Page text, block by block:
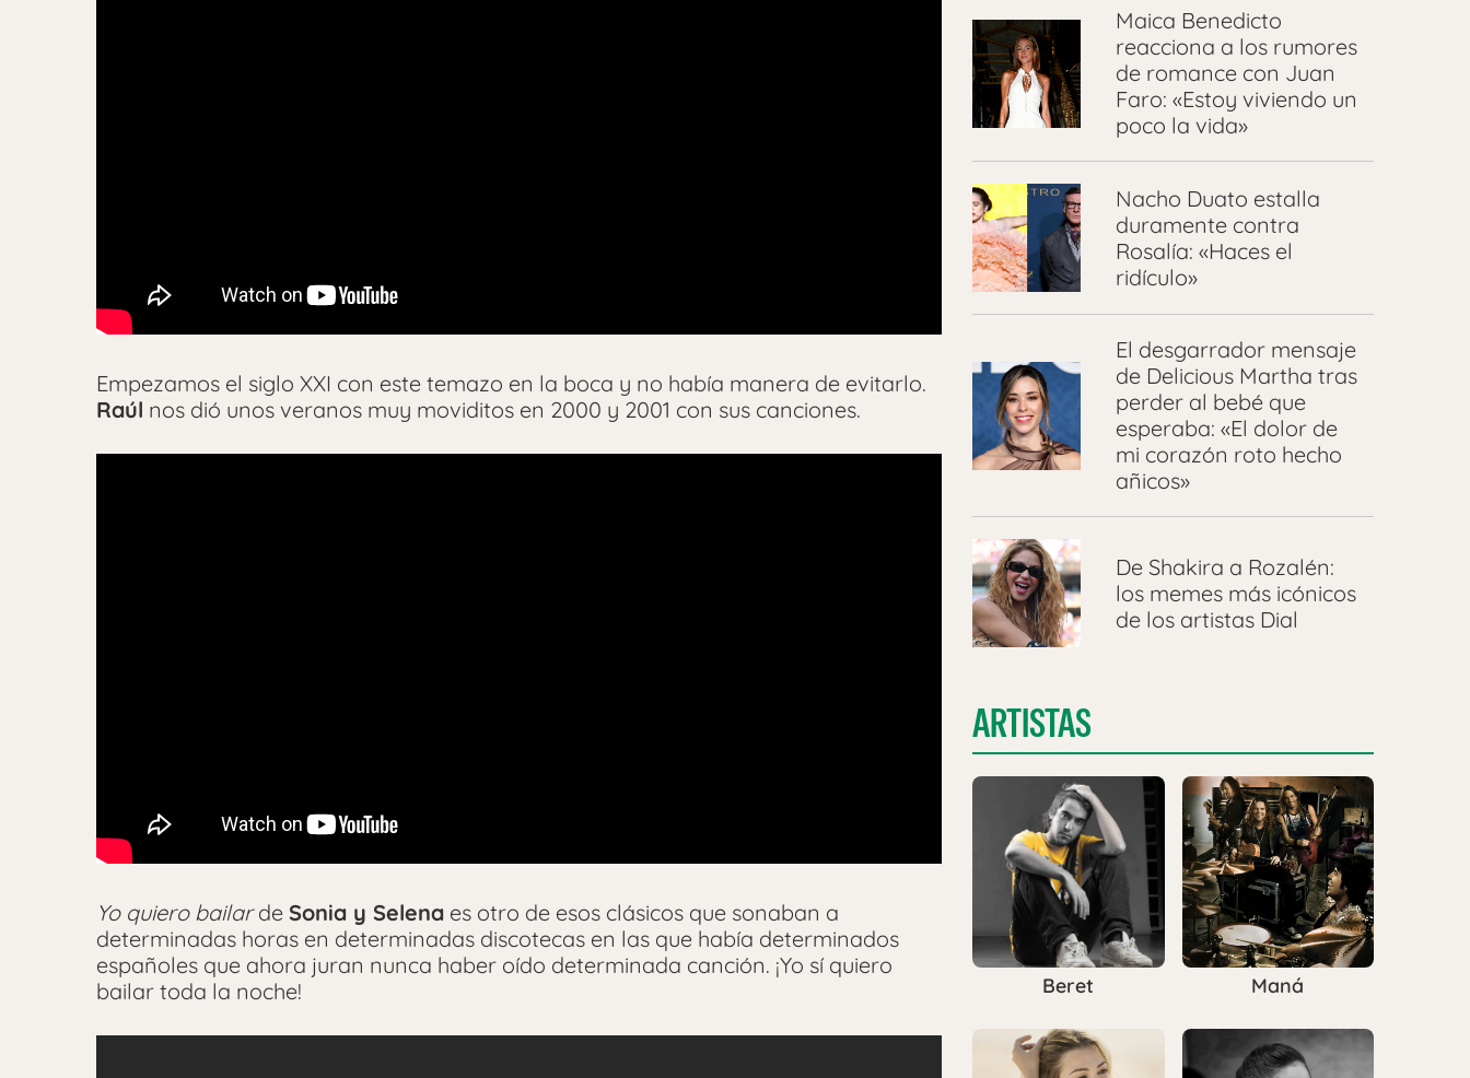
Empezamos el siglo XXI con este temazo en la boca y no había manera de evitarlo.
Raúl nos dió unos veranos muy moviditos en 2000 y 2001 con sus canciones.
Yo quiero bailarde Sonia y Selena es otro de esos clásicos que sonaban a
determinadas horas en determinadas discotecas en las que había determinados
españoles que ahora juran nunca haber oído determinada canción. ¡Yo sí quiero
bailar toda la noche!
Maica Benedicto
reacciona a los rumores
de romance con Juan
Faro: «Estoy viviendo un
poco la vida»
Nacho Duato estalla
duramente contra
Rosalía: «Haces el
ridículo»
El desgarrador mensaje
de Delicious Martha tras
perder al bebé que
esperaba: «El dolor de
mi corazón roto hecho
añicos»
De Shakira a Rozalén:
los memes más icónicos
de los artistas Dial
ARTISTAS
Beret Maná